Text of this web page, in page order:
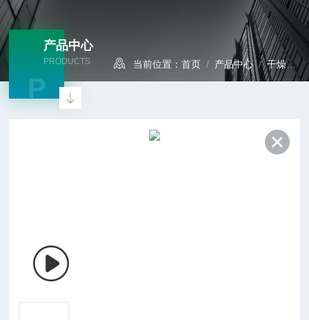
产品中心
PRODUCTS
P
当前位置：首页 / 产品中心/干燥设备